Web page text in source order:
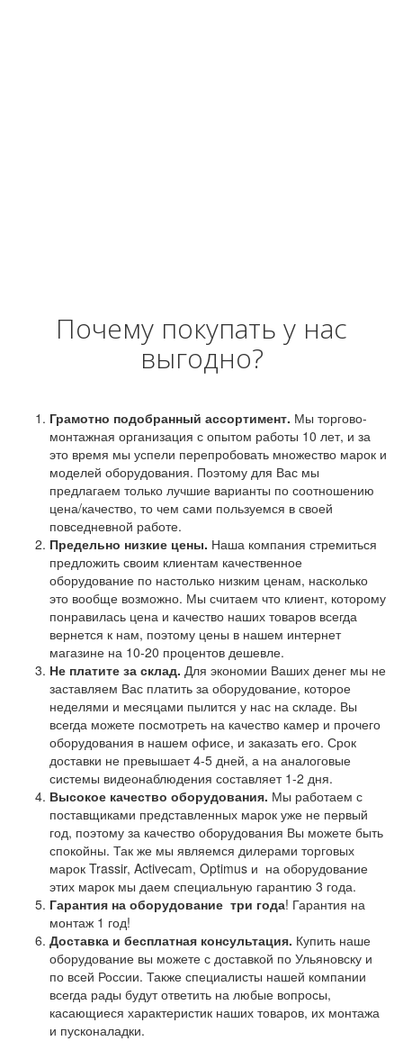
Почему покупать у нас
выгодно?
Грамотно подобранный ассортимент. Мы торгово-
монтажная организация с опытом работы 10 лет, и за
это время мы успели перепробовать множество марок и
моделей оборудования. Поэтому для Вас мы
предлагаем только лучшие варианты по соотношению
цена/качество, то чем сами пользуемся в своей
повседневной работе.
Предельно низкие цены. Наша компания стремиться
предложить своим клиентам качественное
оборудование по настолько низким ценам, насколько
это вообще возможно. Мы считаем что клиент, которому
понравилась цена и качество наших товаров всегда
вернется к нам, поэтому цены в нашем интернет
магазине на 10-20 процентов дешевле.
Не платите за склад. Для экономии Ваших денег мы не
заставляем Вас платить за оборудование, которое
неделями и месяцами пылится у нас на складе. Вы
всегда можете посмотреть на качество камер и прочего
оборудования в нашем офисе, и заказать его. Срок
доставки не превышает 4-5 дней, а на аналоговые
системы видеонаблюдения составляет 1-2 дня.
Высокое качество оборудования. Мы работаем с
поставщиками представленных марок уже не первый
год, поэтому за качество оборудования Вы можете быть
спокойны. Так же мы являемся дилерами торговых
марок Trassir, Activecam, Optimus и на оборудование
этих марок мы даем специальную гарантию 3 года.
Гарантия на оборудование три года! Гарантия на
монтаж 1 год!
Доставка и бесплатная консультация. Купить наше
оборудование вы можете с доставкой по Ульяновску и
по всей России. Также специалисты нашей компании
всегда рады будут ответить на любые вопросы,
касающиеся характеристик наших товаров, их монтажа
и пусконаладки.